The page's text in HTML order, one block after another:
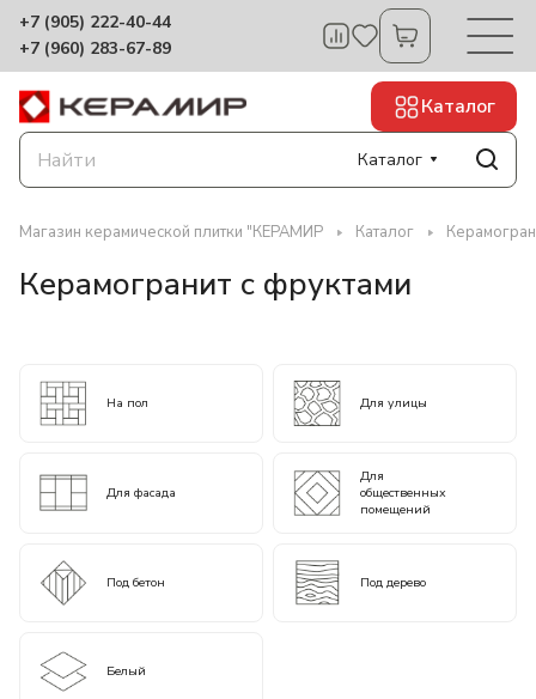
+7 (905) 222-40-44
+7 (960) 283-67-89
Каталог
Каталог
Магазин керамической плитки "КЕРАМИР Каталог
Керамогранит с фруктами
На пол Для улицы
Для фасада
Для
общественных
помещений
Под бетон Под дерево
Белый